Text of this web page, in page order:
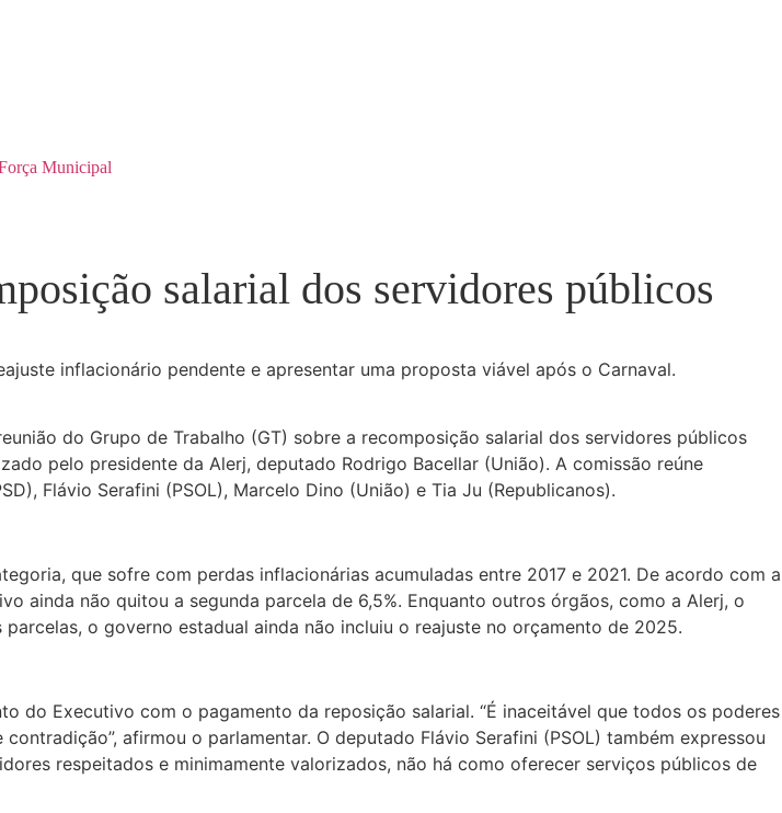
salarial dos servidores públicos
inflacionário pendente e apresentar uma proposta viável após o Carnaval.
do Grupo de Trabalho (GT) sobre a recomposição salarial dos servidores públicos
pelo presidente da Alerj, deputado Rodrigo Bacellar (União). A comissão reúne
Flávio Serafini (PSOL), Marcelo Dino (União) e Tia Ju (Republicanos).
que sofre com perdas inflacionárias acumuladas entre 2017 e 2021. De acordo com a
ainda não quitou a segunda parcela de 6,5%. Enquanto outros órgãos, como a Alerj, o
o governo estadual ainda não incluiu o reajuste no orçamento de 2025.
do Executivo com o pagamento da reposição salarial. “É inaceitável que todos os poderes
afirmou o parlamentar. O deputado Flávio Serafini (PSOL) também expressou
respeitados e minimamente valorizados, não há como oferecer serviços públicos de